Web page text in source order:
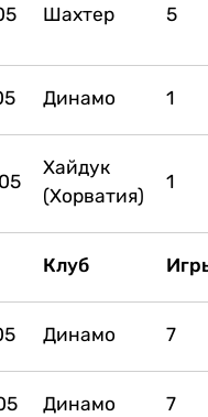
Шахтер 5
Динамо 1
Хайдук
(Хорватия)
1
Клуб
Динамо 7
Динамо 7